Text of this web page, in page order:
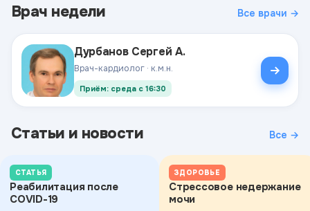
Врач недели Все врачи →
Дурбанов Сергей А.
Врач-кардиолог · к.м.н.
Приём: среда с 16:30
Статьи и новости Все →
СТАТЬЯ
Реабилитация после
COVID-19
ЗДОРОВЬЕ
Стрессовое недержание
мочи